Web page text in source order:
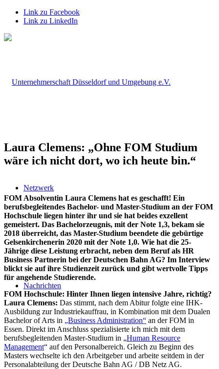
Link zu Facebook
Link zu LinkedIn
Netzwerk
Nachrichten
Laura Clemens: „Ohne FOM Studium
wäre ich nicht dort, wo ich heute bin.“
FOM Absolventin Laura Clemens hat es geschafft! Ein
berufsbegleitendes Bachelor- und Master-Studium an der FOM
Hochschule liegen hinter ihr und sie hat beides exzellent
gemeistert. Das Bachelorzeugnis, mit der Note 1,3, bekam sie
2018 überreicht, das Master-Studium beendete die gebürtige
Gelsenkirchenerin 2020 mit der Note 1,0. Wie hat die 25-
Jährige diese Leistung erbracht, neben dem Beruf als HR
Business Partnerin bei der Deutschen Bahn AG? Im Interview
blickt sie auf ihre Studienzeit zurück und gibt wertvolle Tipps
für angehende Studierende.
FOM Hochschule: Hinter Ihnen liegen intensive Jahre, richtig?
Laura Clemens: Das stimmt, nach dem Abitur folgte eine IHK-
Ausbildung zur Industriekauffrau, in Kombination mit dem Dualen
Bachelor of Arts in „Business Administration“ an der FOM in
Essen. Direkt im Anschluss spezialisierte ich mich mit dem
berufsbegleitenden Master-Studium in „Human Resource
Management“ auf den Personalbereich. Gleich zu Beginn des
Masters wechselte ich den Arbeitgeber und arbeite seitdem in der
Personalabteilung der Deutsche Bahn AG / DB Netz AG.